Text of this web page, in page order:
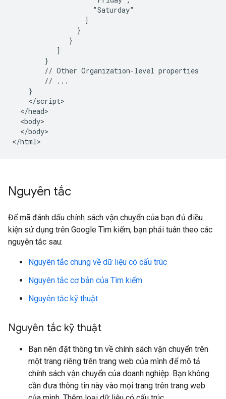
                    "Saturday"
                  ]
                }
              }
           ]
        }
        // Other Organization-level properties
        // ...
    }
    </script>
  </head>
  <body>
  </body>
</html>
Nguyên tắc
Để mã đánh dấu chính sách vận chuyển của bạn đủ điều
kiện sử dụng trên Google Tìm kiếm, bạn phải tuân theo các
nguyên tắc sau:
Nguyên tắc chung về dữ liệu có cấu trúc
Nguyên tắc cơ bản của Tìm kiếm
Nguyên tắc kỹ thuật
Nguyên tắc kỹ thuật
Bạn nên đặt thông tin về chính sách vận chuyển trên
một trang riêng trên trang web của mình để mô tả
chính sách vận chuyển của doanh nghiệp. Bạn không
cần đưa thông tin này vào mọi trang trên trang web